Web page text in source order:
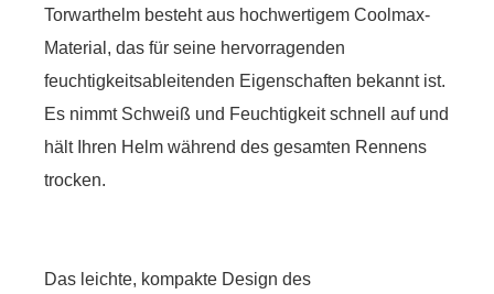
Torwarthelm besteht aus hochwertigem Coolmax-
Material, das für seine hervorragenden
feuchtigkeitsableitenden Eigenschaften bekannt ist.
Es nimmt Schweiß und Feuchtigkeit schnell auf und
hält Ihren Helm während des gesamten Rennens
trocken.
Das leichte, kompakte Design des